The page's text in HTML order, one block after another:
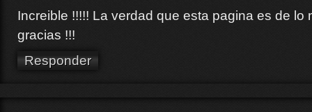
Increible !!!!! La verdad que esta pagina es de lo
gracias !!!
Responder